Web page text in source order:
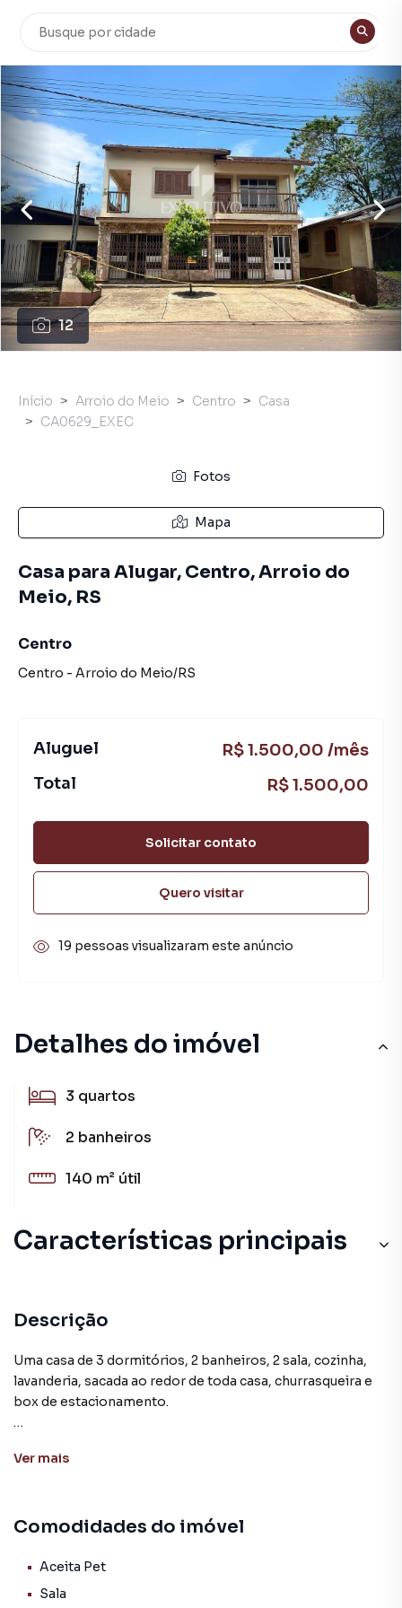
12
Detalhes do imóvel
3 quartos
2 banheiros
140 m² útil
Características principais
Cozinha
Lavanderia
Andar Alto
Descrição
Uma casa de 3 dormitórios, 2 banheiros, 2 sala, cozinha,
lavanderia, sacada ao redor de toda casa, churrasqueira e
box de estacionamento.
infraestrutura urbana e de serviços públicos e
transporte coletivo e saneamento básico. Além disso
completa estrutura de lojas, farmácias, mercados, escolas,
instituições financeiras, hospital e todo o necessário em
Ver mais
Comodidades do imóvel
Aceita Pet
Sala
Início Arroio do Meio Centro
Casa
CA0629_EXEC
Fotos
Mapa
Casa para Alugar, Centro, Arroio do
Meio, RS
Centro
Centro - Arroio do Meio/RS
Aluguel
R$ 1.500,00 /mês
Total
R$ 1.500,00
Solicitar contato
Quero visitar
19 pessoas visualizaram este anúncio